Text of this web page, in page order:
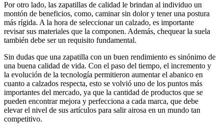
Por otro lado, las zapatillas de calidad le brindan al individuo un
montón de beneficios, como, caminar sin dolor y tener una postura
más rígida. A la hora de seleccionar un calzado, es importante
revisar sus materiales que la componen. Además, chequear la suela
también debe ser un requisito fundamental.
Sin dudas que una zapatilla con un buen rendimiento es sinónimo de
una buena calidad de vida. Con el paso del tiempo, el incremento y
la evolución de la tecnología permitieron aumentar el abanico en
cuanto a calzados respecta, esto se volvió uno de los puntos más
importantes del mercado, ya que la cantidad de productos que se
pueden encontrar mejora y perfecciona a cada marca, que debe
elevar el nivel de sus artículos para salir airosa en un mundo tan
competitivo.